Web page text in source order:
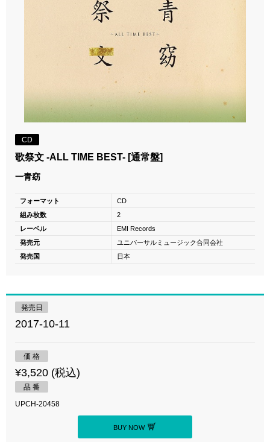
CD
歌祭文 -ALL TIME BEST- [通常盤]
一青窈
フォーマット
CD
組み枚数
2
レーベル
EMI Records
発売元
ユニバーサルミュージック合同会社
発売国
日本
発売日
2017-10-11
価 格
¥3,520 (税込)
品 番
UPCH-20458
BUY NOW